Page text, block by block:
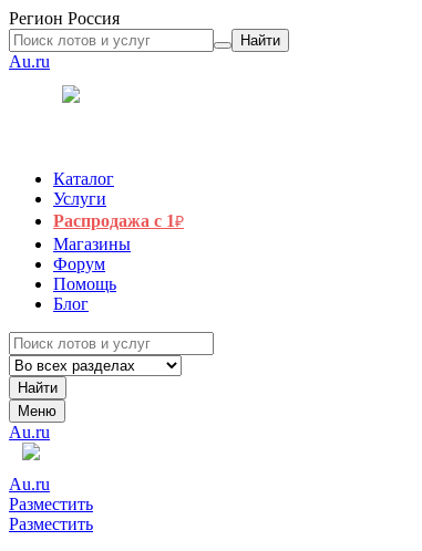
Регион Россия
Найти
Au.ru
Каталог
Услуги
Распродажа с 1₽
Магазины
Форум
Помощь
Блог
Найти
Меню
Au.ru
Au.ru
Разместить
Разместить